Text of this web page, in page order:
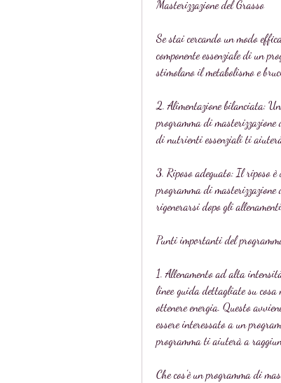
Masterizzazione del Grasso
Se stai cercando un modo
componente essenziale di un
stimolano il metabolismo e
2. Alimentazione bilanciata:
programma di
di nutrienti essenziali ti
3. Riposo adeguato: Il riposo è
programma di
rigenerarsi dopo gli
Punti importanti del
1. Allenamento ad alta
linee guida dettagliate su
ottenere energia. Questo
essere interessato a un
programma ti aiuterà a
Che cos'è un programma di